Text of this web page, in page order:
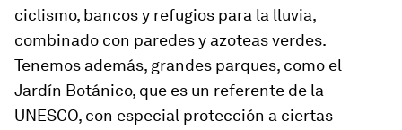
ciclismo, bancos y refugios para la lluvia,
combinado con paredes y azoteas verdes.
Tenemos además, grandes parques, como el
Jardín Botánico, que es un referente de la
UNESCO, con especial protección a ciertas